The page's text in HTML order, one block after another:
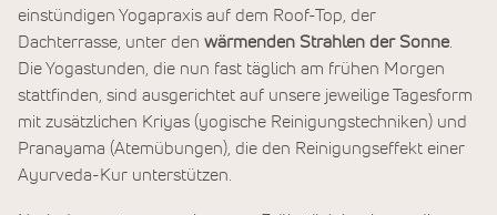
einstündigen Yogapraxis auf dem Roof-Top, der
Dachterrasse, unter den wärmenden Strahlen der Sonne.
Die Yogastunden, die nun fast täglich am frühen Morgen
stattfinden, sind ausgerichtet auf unsere jeweilige Tagesform
mit zusätzlichen Kriyas (yogische Reinigungstechniken) und
Pranayama (Atemübungen), die den Reinigungseffekt einer
Ayurveda-Kur unterstützen.